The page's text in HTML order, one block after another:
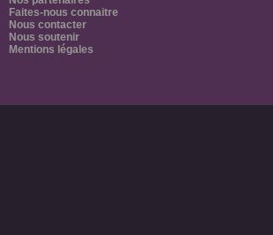
Faites-nous connaitre
Nous contacter
Nous soutenir
Mentions légales